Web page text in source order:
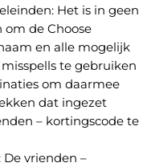
Het is in geen
om de Choose
en alle mogelijk
te gebruiken
om daarmee
dat ingezet
– kortingscode te
vrienden –